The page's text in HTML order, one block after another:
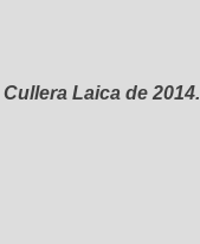
Laica de 2014.